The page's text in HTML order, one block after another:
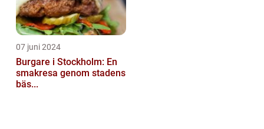
07 juni 2024
Burgare i Stockholm: En
smakresa genom stadens
bäs...